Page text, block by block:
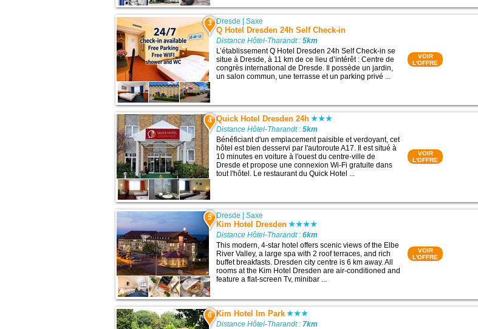
3 Dresde |Saxe
Q Hotel Dresden 24h Self Check-in
Distance Hôtel-Tharandt :5km
L’établissement Q Hotel Dresden 24h Self Check-in se
situe à Dresde, à 11 km de ce lieu d’intérêt : Centre de
congrès international de Dresde. Il possède un jardin,
un salon commun, une terrasse et un parking privé ...
VOIR
L'OFFRE
4 Quick Hotel Dresden 24h
Distance Hôtel-Tharandt :5km
Bénéficiant d'un emplacement paisible et verdoyant, cet
hôtel est bien desservi par l'autoroute A17. Il est situé à
10 minutes en voiture à l'ouest du centre-ville de
Dresde et propose une connexion Wi-Fi gratuite dans
tout l'hôtel. Le restaurant du Quick Hotel ...
VOIR
L'OFFRE
5 Dresde |Saxe
Kim Hotel Dresden
Distance Hôtel-Tharandt :6km
This modern, 4-star hotel offers scenic views of the Elbe
River Valley, a large spa with 2 roof terraces, and rich
buffet breakfasts. Dresden city centre is 6 km away. All
rooms at the Kim Hotel Dresden are air-conditioned and
feature a flat-screen Tv, minibar ...
VOIR
L'OFFRE
6 Kim Hotel Im Park
Distance Hôtel-Tharandt : 7km